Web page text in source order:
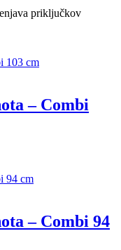
priključkov
– Combi
– Combi 94